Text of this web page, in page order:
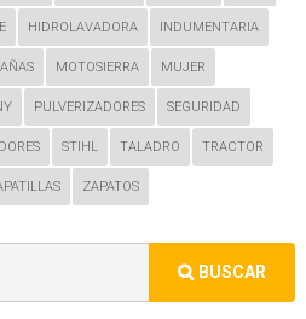
HIDROLAVADORA INDUMENTARIA
MOTOSIERRA MUJER
PULVERIZADORES SEGURIDAD
STIHL TALADRO TRACTOR
ZAPATOS